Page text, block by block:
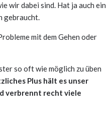
wir dabei sind. Hat ja auch ein
gebraucht.
mit dem Gehen oder
so oft wie möglich zu üben
Plus hält es unser
verbrennt recht viele